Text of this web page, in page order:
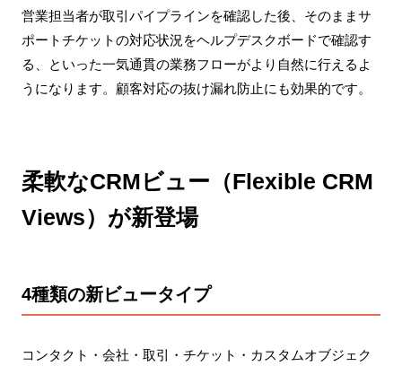
営業担当者が取引パイプラインを確認した後、そのままサ
ポートチケットの対応状況をヘルプデスクボードで確認す
る、といった一気通貫の業務フローがより自然に行えるよ
うになります。顧客対応の抜け漏れ防止にも効果的です。
柔軟なCRMビュー（Flexible CRM
Views）が新登場
4種類の新ビュータイプ
コンタクト・会社・取引・チケット・カスタムオブジェク